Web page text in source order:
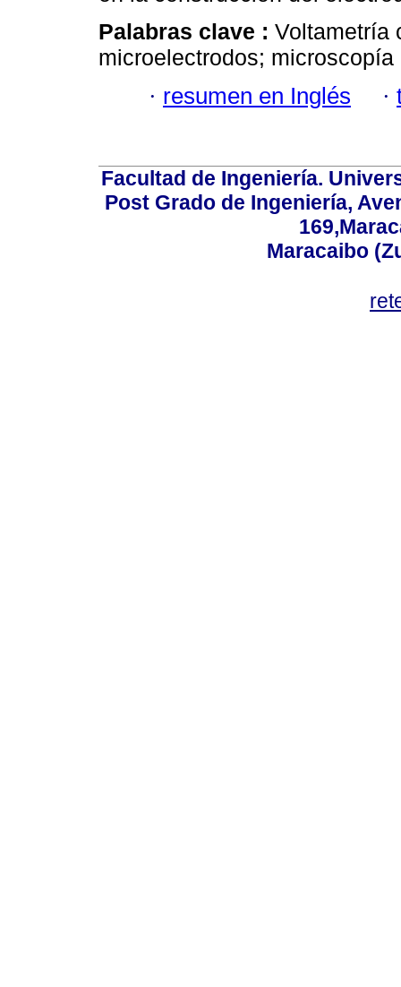
Palabras clave : Voltametría
microelectrodos;
· resumen en Inglés ·
Facultad de Ingeniería.
Post Grado de Ingeniería,
Maracaibo